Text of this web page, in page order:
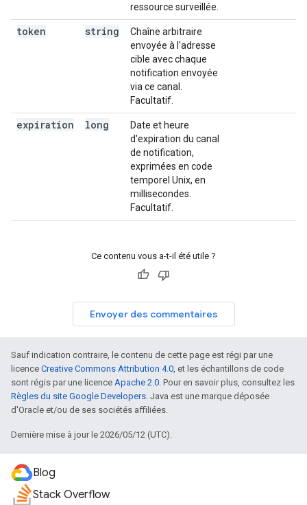
ressource surveillée.
token string
Chaîne arbitraire
envoyée à l'adresse
cible avec chaque
notification envoyée
via ce canal.
Facultatif.
expiration long
Date et heure
d'expiration du canal
de notification,
exprimées en code
temporel Unix, en
millisecondes.
Facultatif.
Ce contenu vous a-t-il été utile ?
Envoyer des commentaires
Sauf indication contraire, le contenu de cette page est régi par une
licence Creative Commons Attribution 4.0, et les échantillons de code
sont régis par une licence Apache 2.0. Pour en savoir plus, consultez les
Règles du site Google Developers. Java est une marque déposée
d'Oracle et/ou de ses sociétés affiliées.
Dernière mise à jour le 2026/05/12 (UTC).
Blog
Stack Overflow